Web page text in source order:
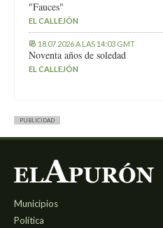
"Fauces"
EL CALLEJÓN
18.07.2026 A LAS 14:03 GMT
Noventa años de soledad
EL CALLEJÓN
PUBLICIDAD
Municipios
Política